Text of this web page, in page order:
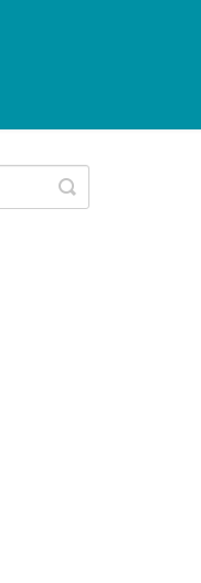
Toggle
Search